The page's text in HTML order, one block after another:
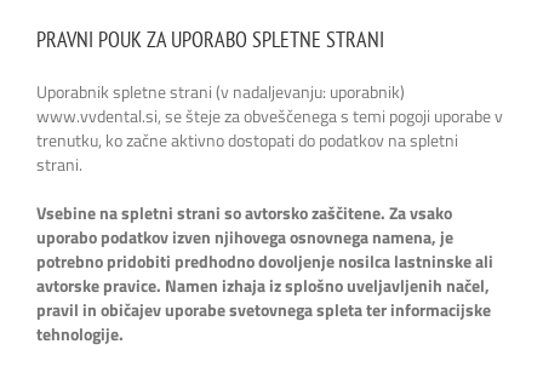
PRAVNI POUK ZA UPORABO SPLETNE STRANI
Uporabnik spletne strani (v nadaljevanju: uporabnik)
www.vvdental.si, se šteje za obveščenega s temi pogoji uporabe v
trenutku, ko začne aktivno dostopati do podatkov na spletni
strani.
Vsebine na spletni strani so avtorsko zaščitene. Za vsako
uporabo podatkov izven njihovega osnovnega namena, je
potrebno pridobiti predhodno dovoljenje nosilca lastninske ali
avtorske pravice. Namen izhaja iz splošno uveljavljenih načel,
pravil in običajev uporabe svetovnega spleta ter informacijske
tehnologije.